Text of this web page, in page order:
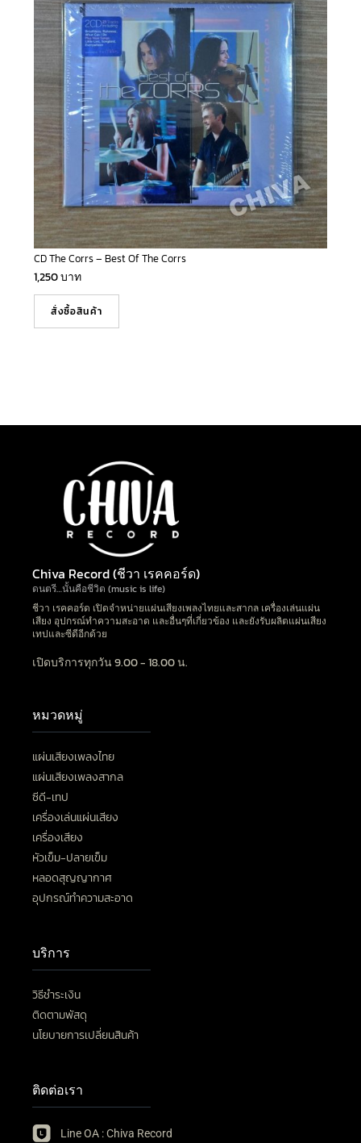
CD The Corrs – Best Of The Corrs
1,250บาท
สั่งซื้อสินค้า
Chiva Record (ชีวา เรคคอร์ด)
ดนตรี…นั้นคือชีวิต (music is life)
ชีวา เรคคอร์ด เปิดจำหน่ายแผ่นเสียงเพลงไทยและสากล เครื่องเล่นแผ่น
เสียง อุปกรณ์ทำความสะอาด และอื่นๆที่เกี่ยวข้อง และยังรับผลิตแผ่นเสียง
เทปและซีดีอีกด้วย
เปิดบริการทุกวัน 9.00 - 18.00 น.
หมวดหมู่
แผ่นเสียงเพลงไทย
แผ่นเสียงเพลงสากล
ซีดี-เทป
เครื่องเล่นแผ่นเสียง
เครื่องเสียง
หัวเข็ม-ปลายเข็ม
หลอดสุญญากาศ
อุปกรณ์ทำความสะอาด
บริการ
วิธีชำระเงิน
ติดตามพัสดุ
นโยบายการเปลี่ยนสินค้า
ติดต่อเรา
Line OA : Chiva Record